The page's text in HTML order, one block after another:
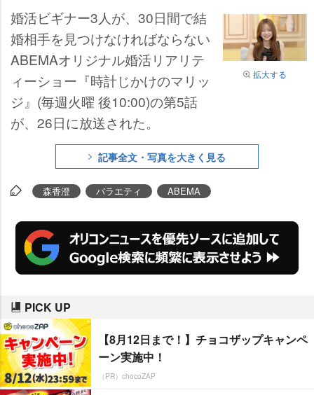
拡大する
婚活ビギナー3人が、30日間で結
婚相手を見つけなければならない
ABEMAオリジナル婚活リアリテ
ィーショー『時計じかけのマリッ
ジ』(毎週火曜 後10:00)の第5話
が、26日に放送された。
記事全文・写真を大きく見る
森香澄 バラエティ ABEMA
PICK UP
【8月12日まで！】チョコザップキャンペ
ーン実施中！
（PR）chocoZAP